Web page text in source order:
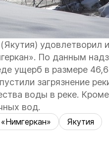
удовлетворил
По данным
ущерб в размере
загрязнение
воды в реке.
вод.
Якутия